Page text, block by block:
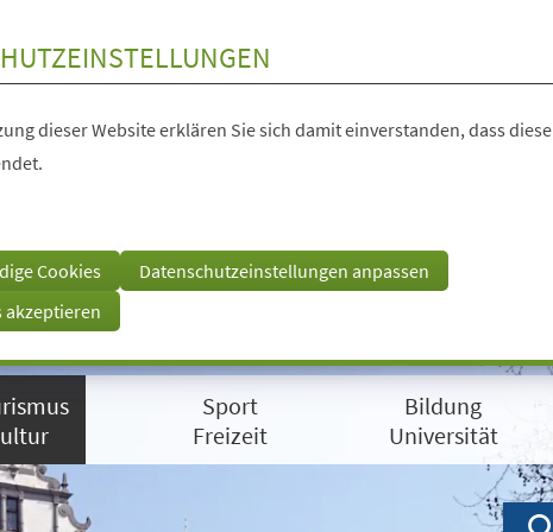
dieser Website erklären Sie sich damit einverstanden, dass
Cookies
Datenschutzeinstellungen anpassen
akzeptieren
Sport
Freizeit
Bildung
Universität